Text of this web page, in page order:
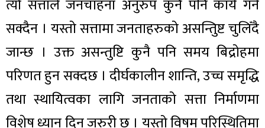
त्यो सत्ताले जनचाहना अनुरुप कुनै पनि कार्य गर्न
सक्दैन । यस्तो सत्तामा जनताहरुको असन्तिुष्ट चुलिँदै
जान्छ । उक्त असन्तुष्टि कुनै पनि समय बिद्रोहमा
परिणत हुन सक्दछ । दीर्घकालीन शान्ति, उच्च समृद्धि
तथा स्थायित्वका लागि जनताको सत्ता निर्माणमा
विशेष ध्यान दिन जरुरी छ । यस्तो विषम परिस्थितिमा